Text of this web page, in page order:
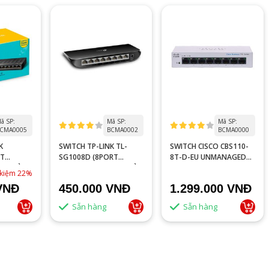
SP:
VỎ
22%
Mã SP:
BCMA0002
SWITCH TP-LINK TL-
SG1008D (8PORT
10/100/1000MBPS - VỎ
450.000 VNĐ
Sẵn hàng
Mã SP:
BCMA0000
SWITCH CISCO CBS110-
8T-D-EU UNMANAGED
1.299.000 VNĐ
Sẵn hàng